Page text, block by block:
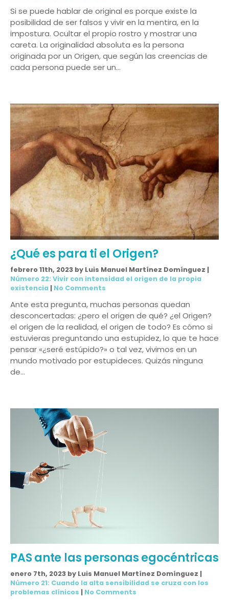
Si se puede hablar de original es porque existe la
posibilidad de ser falsos y vivir en la mentira, en la
impostura. Ocultar el propio rostro y mostrar una
careta. La originalidad absoluta es la persona
originada por un Origen, que según las creencias de
cada persona puede ser un…
¿Qué es para ti el Origen?
febrero 11th, 2023 by Luis Manuel Martínez Domínguez |
Número 22: Vivir con intensidad el origen de la propia
existencia | No Comments
Ante esta pregunta, muchas personas quedan
desconcertadas: ¿pero el origen de qué? ¿el Origen?
el origen de la realidad, el origen de todo? Es cómo si
estuvieras preguntando una estupidez, lo que te hace
pensar «¿seré estúpido?» o tal vez, vivimos en un
mundo motivado por estupideces. Quizás ninguna
de…
PAS ante las personas egocéntricas
enero 7th, 2023 by Luis Manuel Martínez Domínguez |
Número 21: Cuando la alta sensibilidad se cruza con los
problemas clínicos | No Comments